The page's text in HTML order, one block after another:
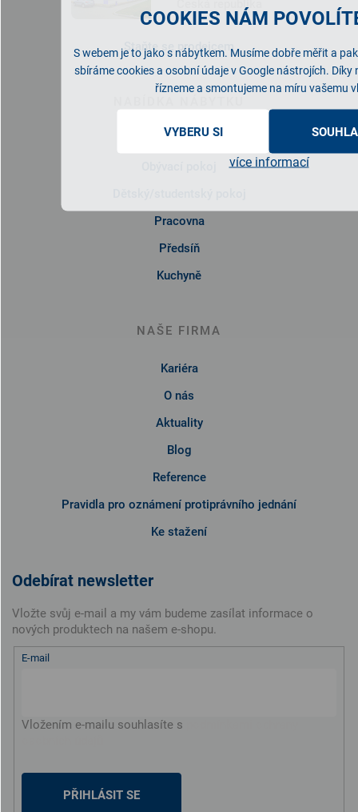
COOKIES NÁM
S webem je to jako s nábytkem. Musíme dobře měřit a
sbíráme cookies a osobní údaje v Google nástrojích. Díky
řízneme a smontujeme na míru vašemu
VYBERU SI
více informací
Česká republika
Staňte se prodejcem
Ložnice
Pracovna
Předsíň
Kuchyně
NAŠE FIRMA
Kariéra
O nás
Aktuality
Blog
Reference
Pravidla pro oznámení protiprávního jednání
Ke stažení
Odebírat newsletter
Vložte svůj e-mail a my vám budeme zasílat informace o
nových produktech na našem e-shopu.
E-mail
Vložením e-mailu souhlasíte s
PŘIHLÁSIT SE